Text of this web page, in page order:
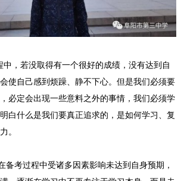
，若没取得有一个很好的成绩，没有达到自
使自己感到烦躁、静不下心。但是我们必须要
必定会出现一些意料之外的事情，我们必须学
白什么是我们要真正追求的，是如何学习、复
力。
考过程中受诸多因素影响未达到自身预期，